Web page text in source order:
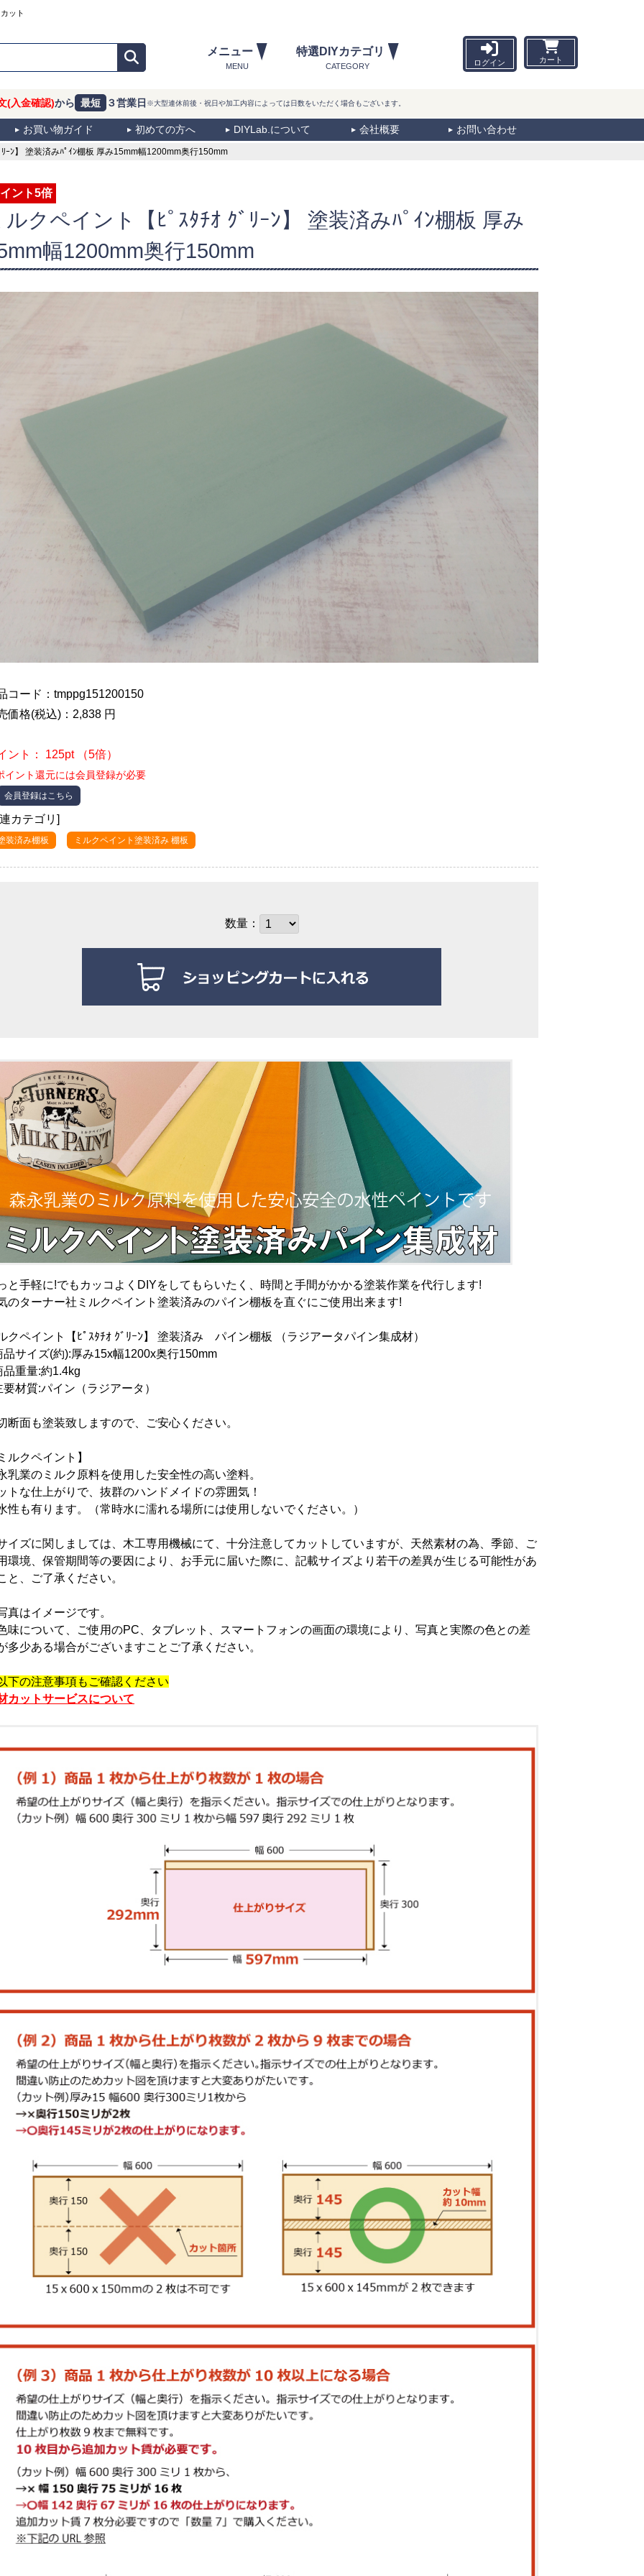
ット
メニュー
MENU
特選DIYカテゴリ
CATEGORY ログイン カート
(入金確認)から 最短 ３営業日 ※大型連休前後・祝日や加工内容によっては日数をいただく場合もございます。
お買い物ガイド 初めての方へ DIYLab.について 会社概要 お問い合わせ
】 塗装済みﾊﾟｲﾝ棚板 厚み15mm幅1200mm奥行150mm
ント5倍
ルクペイント【ﾋﾟｽﾀﾁｵ ｸﾞﾘｰﾝ】 塗装済みﾊﾟｲﾝ棚板 厚み
幅1200mm奥行150mm
コード：tmppg151200150
価格(税込)：2,838 円
ント： 125pt （5倍）
ント還元には会員登録が必要
会員登録はこちら
カテゴリ]
装済み棚板 ミルクペイント塗装済み 棚板
数量：
と手軽に!でもカッコよくDIYをしてもらいたく、時間と手間がかかる塗装作業を代行します!
のターナー社ミルクペイント塗装済みのパイン棚板を直ぐにご使用出来ます!
クペイント【ﾋﾟｽﾀﾁｵ ｸﾞﾘｰﾝ】 塗装済み パイン棚板 （ラジアータパイン集成材）
品サイズ(約):厚み15x幅1200x奥行150mm
品重量:約1.4kg
要材質:パイン （ラジアータ）
断面も塗装致しますので、ご安心ください。
ルクペイント】
乳業のミルク原料を使用した安全性の高い塗料。
トな仕上がりで、抜群のハンドメイドの雰囲気！
性も有ります。（常時水に濡れる場所には使用しないでください。）
イズに関しましては、木工専用機械にて、十分注意してカットしていますが、天然素材の為、季節、ご
環境、保管期間等の要因により、お手元に届いた際に、記載サイズより若干の差異が生じる可能性があ
と、ご了承ください。
真はイメージです。
味について、ご使用のPC、タブレット、スマートフォンの画面の環境により、写真と実際の色との差
多少ある場合がございますことご了承ください。
下の注意事項もご確認ください
カットサービスについて